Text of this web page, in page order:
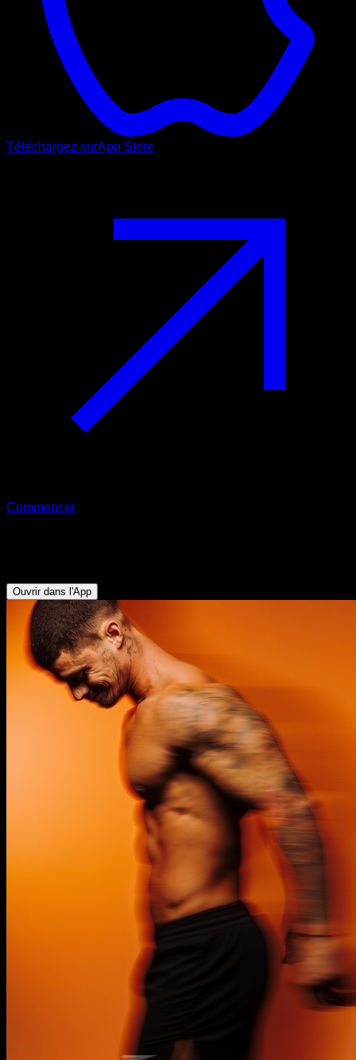
Téléchargez surApp Store
Commencer
Ouvrir dans l'App